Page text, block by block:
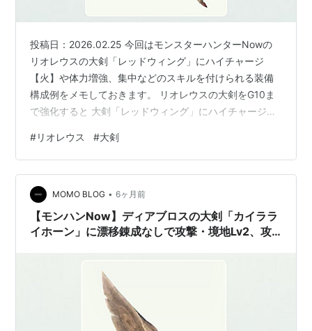
投稿日：2026.02.25 今回はモンスターハンターNowの
リオレウスの大剣「レッドウィング」にハイチャージ
【火】や体力増強、集中などのスキルを付けられる装備
構成例をメモしておきます。 リオレウスの大剣をG10ま
で強化すると 大剣「レッドウィング」にハイチャージ
構成例 パターン1 ハイチャージ【火】Lv3＋体力増強Lv4
＋超会心Lv3＋ロックオンLv1 パターン2 集中Lv5＋ハイ
チャージ【火】Lv3＋体力増強Lv4 SNSでのリオレウスの
大剣「レッドウィング」に関する投稿 リオレウスの大剣
「レッドウィング」のスタイル選択 リオレウスの大剣
を…
#リオレウス #大剣
MOMO BLOG • 6ヶ月前
【モンハンNow】ディアブロスの大剣「カイララ
イホーン」に漂移錬成なしで攻撃・境地Lv2、攻